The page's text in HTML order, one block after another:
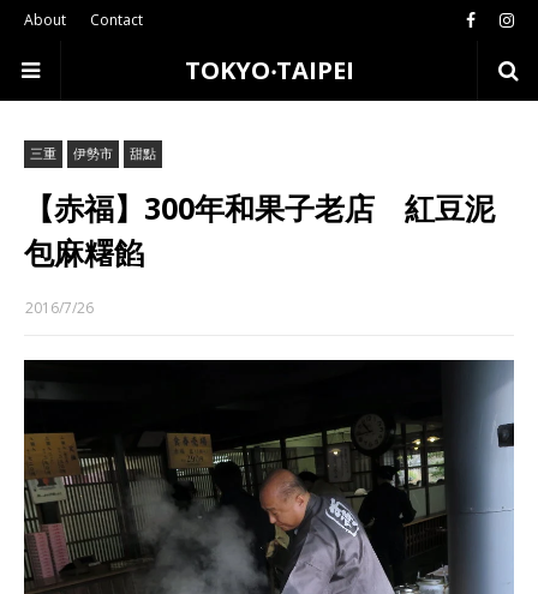
About Contact
TOKYO‧TAIPEI
三重 伊勢市 甜點
【赤福】300年和果子老店 紅豆泥
包麻糬餡
2016/7/26